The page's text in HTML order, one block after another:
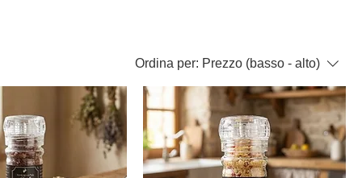
Ordina per: Prezzo (basso - alto)